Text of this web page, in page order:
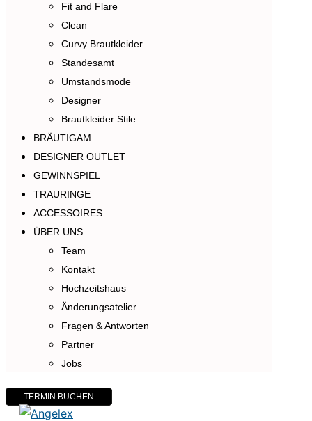
Fit and Flare
Clean
Curvy Brautkleider
Standesamt
Umstandsmode
Designer
Brautkleider Stile
BRÄUTIGAM
DESIGNER OUTLET
GEWINNSPIEL
TRAURINGE
ACCESSOIRES
ÜBER UNS
Team
Kontakt
Hochzeitshaus
Änderungsatelier
Fragen & Antworten
Partner
Jobs
TERMIN BUCHEN